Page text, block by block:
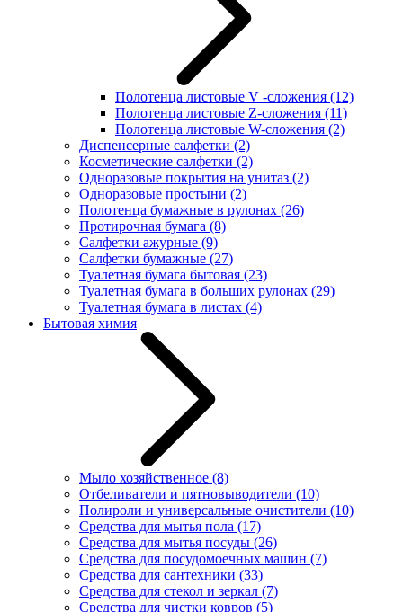
Полотенца листовые V -сложения (12)
Полотенца листовые Z-сложения (11)
Полотенца листовые W-сложения (2)
Диспенсерные салфетки (2)
Косметические салфетки (2)
Одноразовые покрытия на унитаз (2)
Одноразовые простыни (2)
Полотенца бумажные в рулонах (26)
Протирочная бумага (8)
Салфетки ажурные (9)
Салфетки бумажные (27)
Туалетная бумага бытовая (23)
Туалетная бумага в больших рулонах (29)
Туалетная бумага в листах (4)
Бытовая химия
Мыло хозяйственное (8)
Отбеливатели и пятновыводители (10)
Полироли и универсальные очистители (10)
Средства для мытья пола (17)
Средства для мытья посуды (26)
Средства для посудомоечных машин (7)
Средства для сантехники (33)
Средства для стекол и зеркал (7)
Средства для чистки ковров (5)